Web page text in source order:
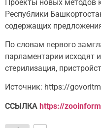
Проекты новых методов
Республики
содержащих
По словам первого
парламентарии исходят
стерилизация,
Источник: https://
ССЫЛКА https://